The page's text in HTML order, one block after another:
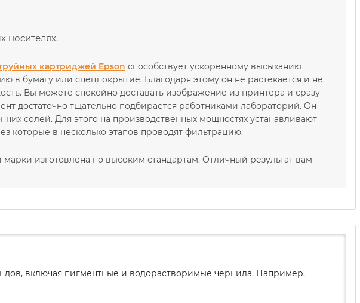
носителях.
картриджей Epson способствует ускоренному высыханию
в бумагу или спецпокрытие. Благодаря этому он не растекается и не
Вы можете спокойно доставать изображение из принтера и сразу
достаточно тщательно подбирается работниками лабораторий. Он
солей. Для этого на производственных мощностях устанавливают
которые в несколько этапов проводят фильтрацию.
изготовлена ​​по высоким стандартам. Отличный результат вам
включая пигментные и водорастворимые чернила. Например,